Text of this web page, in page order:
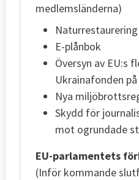
medlemsländerna)
Naturrestaurering
E-plånbok
Översyn av EU:s
Ukrainafonden
Nya
Skydd för
mot ogrundade
EU-parlamentets
(Inför kommande